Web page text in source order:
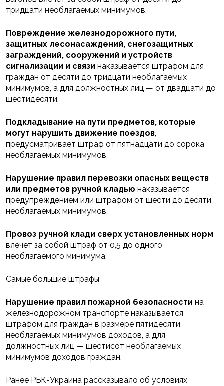
тридцати необлагаемых минимумов.
Повреждение железнодорожного пути,
защитных лесонасаждений, снегозащитных
заграждений, сооружений и устройств
сигнализации и связи наказывается штрафом для
граждан от десяти до тридцати необлагаемых
минимумов, а для должностных лиц — от двадцати до
шестидесяти.
Подкладывание на пути предметов, которые
могут нарушить движение поездов,
предусматривает штраф от пятнадцати до сорока
необлагаемых минимумов.
Нарушение правил перевозки опасных веществ
или предметов ручной кладью наказывается
предупреждением или штрафом от шести до десяти
необлагаемых минимумов.
Провоз ручной клади сверх установленных норм
влечет за собой штраф от 0,5 до одного
необлагаемого минимума.
Самые большие штрафы
Нарушение правил пожарной безопасности на
железнодорожном транспорте наказывается
штрафом для граждан в размере пятидесяти
необлагаемых минимумов доходов, а для
должностных лиц — шестисот необлагаемых
минимумов доходов граждан.
Ранее РБК-Украина рассказывало об условиях